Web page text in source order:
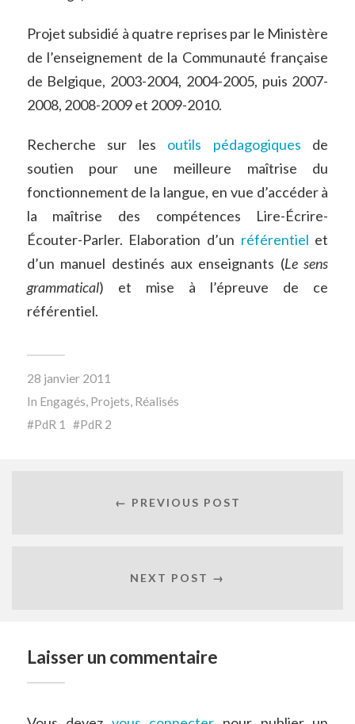
Projet subsidié à quatre reprises par le Ministère
de l’enseignement de la Communauté française
de Belgique, 2003-2004, 2004-2005, puis 2007-
2008, 2008-2009 et 2009-2010.
Recherche sur les outils pédagogiques de
soutien pour une meilleure maîtrise du
fonctionnement de la langue, en vue d’accéder à
la maîtrise des compétences Lire-Écrire-
Écouter-Parler. Elaboration d’un référentiel et
d’un manuel destinés aux enseignants (Le sens
grammatical) et mise à l’épreuve de ce
référentiel.
28 janvier 2011
In Engagés, Projets, Réalisés
PdR 1
PdR 2
← PREVIOUS POST
NEXT POST →
Laisser un commentaire